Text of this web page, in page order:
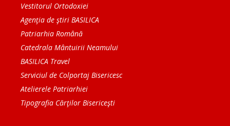
Vestitorul Ortodoxiei
Agenţia de ştiri BASILICA
Patriarhia Română
Catedrala Mântuirii Neamului
BASILICA Travel
Serviciul de Colportaj Bisericesc
Atelierele Patriarhiei
Tipografia Cărţilor Bisericeşti